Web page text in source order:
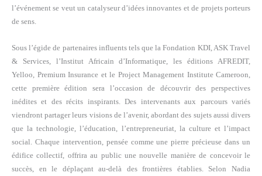
l’événement se veut un catalyseur d’idées innovantes et de projets porteurs
de sens.
Sous l’égide de partenaires influents tels que la Fondation KDI, ASK Travel
& Services, l’Institut Africain d’Informatique, les éditions AFREDIT,
Yelloo, Premium Insurance et le Project Management Institute Cameroon,
cette première édition sera l’occasion de découvrir des perspectives
inédites et des récits inspirants. Des intervenants aux parcours variés
viendront partager leurs visions de l’avenir, abordant des sujets aussi divers
que la technologie, l’éducation, l’entrepreneuriat, la culture et l’impact
social. Chaque intervention, pensée comme une pierre précieuse dans un
édifice collectif, offrira au public une nouvelle manière de concevoir le
succès, en le déplaçant au-delà des frontières établies. Selon Nadia